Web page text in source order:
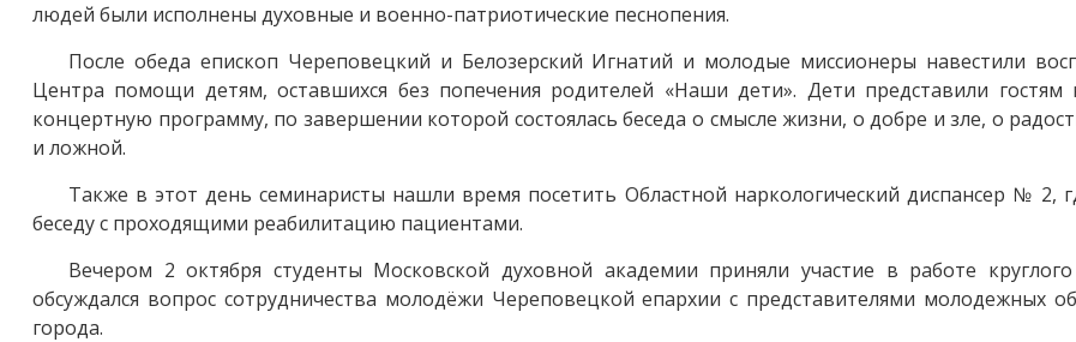
людей были исполнены духовные и военно-патриотические песнопения.
После обеда епископ Череповецкий и Белозерский Игнатий и молодые миссионеры навестили
Центра помощи детям, оставшихся без попечения родителей «Наши дети». Дети представили гостям
концертную программу, по завершении которой состоялась беседа о смысле жизни, о добре и зле, о
и ложной.
Также в этот день семинаристы нашли время посетить Областной наркологический диспансер № 2,
беседу с проходящими реабилитацию пациентами.
Вечером 2 октября студенты Московской духовной академии приняли участие в работе круглого
обсуждался вопрос сотрудничества молодёжи Череповецкой епархии с представителями молодежных
города.